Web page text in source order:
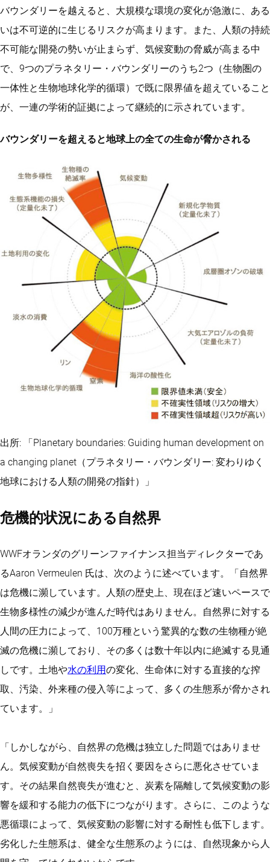
バウンダリーを越えると、大規模な環境の変化が急激に、ある
いは不可逆的に生じるリスクが高まります。また、人類の持続
不可能な開発の勢いが止まらず、気候変動の脅威が高まる中
で、9つのプラネタリー・バウンダリーのうち2つ（生物圏の
一体性と生物地球化学的循環）で既に限界値を超えていること
が、一連の学術的証拠によって継続的に示されています。
バウンダリーを超えると地球上の全ての生命が脅かされる
出所: 「Planetary boundaries: Guiding human development on
a changing planet（プラネタリー・バウンダリー: 変わりゆく
地球における人類の開発の指針）」
危機的状況にある自然界
WWFオランダのグリーンファイナンス担当ディレクターであ
るAaron Vermeulen 氏は、次のように述べています。「自然界
は危機に瀕しています。人類の歴史上、現在ほど速いペースで
生物多様性の減少が進んだ時代はありません。自然界に対する
人間の圧力によって、100万種という驚異的な数の生物種が絶
滅の危機に瀕しており、その多くは数十年以内に絶滅する見通
しです。土地や水の利用の変化、生命体に対する直接的な搾
取、汚染、外来種の侵入等によって、多くの生態系が脅かされ
ています。」
「しかしながら、自然界の危機は独立した問題ではありませ
ん。気候変動が自然喪失を招く要因をさらに悪化させていま
す。その結果自然喪失が進むと、炭素を隔離して気候変動の影
響を緩和する能力の低下につながります。さらに、このような
悪循環によって、気候変動の影響に対する耐性も低下します。
劣化した生態系は、健全な生態系のようには、自然現象から人